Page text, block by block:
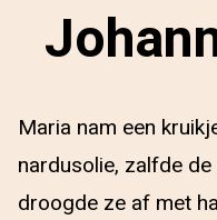
Maria nam een
nardusolie, zalfde
droogde ze af met